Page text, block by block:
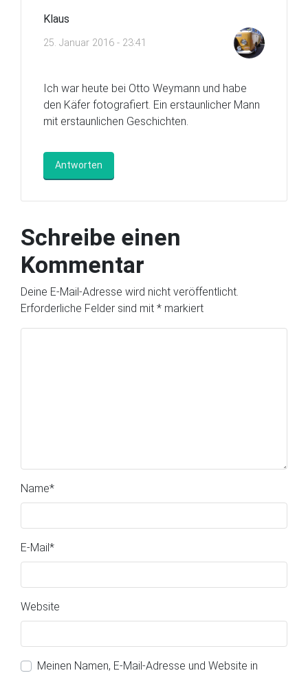
Klaus
25. Januar 2016 - 23:41
Ich war heute bei Otto Weymann und habe
den Käfer fotografiert. Ein erstaunlicher Mann
mit erstaunlichen Geschichten.
Antworten
Schreibe einen
Kommentar
Deine E-Mail-Adresse wird nicht veröffentlicht.
Erforderliche Felder sind mit * markiert
Name*
E-Mail*
Website
Meinen Namen, E-Mail-Adresse und Website in